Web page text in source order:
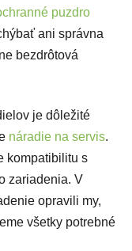
puzdro
ani správna
bezdrôtová
je dôležité
náradie na servis.
kompatibilitu s
zariadenia. V
opravili my,
všetky potrebné